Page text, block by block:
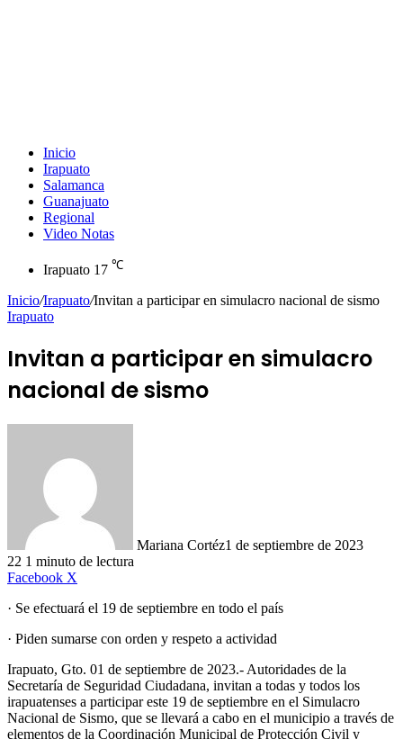
Inicio
Irapuato
Salamanca
Guanajuato
Regional
Video Notas
Irapuato 17 ℃
Inicio/Irapuato/Invitan a participar en simulacro nacional de sismo
Irapuato
Invitan a participar en simulacro
nacional de sismo
Mariana Cortéz1 de septiembre de 2023
22 1 minuto de lectura
Facebook X
· Se efectuará el 19 de septiembre en todo el país
· Piden sumarse con orden y respeto a actividad
Irapuato, Gto. 01 de septiembre de 2023.- Autoridades de la
Secretaría de Seguridad Ciudadana, invitan a todas y todos los
irapuatenses a participar este 19 de septiembre en el Simulacro
Nacional de Sismo, que se llevará a cabo en el municipio a través de
elementos de la Coordinación Municipal de Protección Civil y